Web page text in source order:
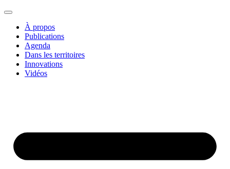
À propos
Publications
Agenda
Dans les territoires
Innovations
Vidéos